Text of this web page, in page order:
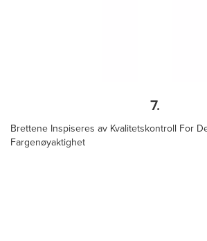
7.
Brettene Inspiseres av Kvalitetskontroll For
Fargenøyaktighet